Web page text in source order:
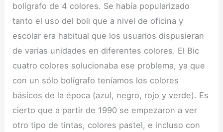
bolígrafo de 4 colores. Se había popularizado
tanto el uso del boli que a nivel de oficina y
escolar era habitual que los usuarios dispusieran
de varias unidades en diferentes colores. El Bic
cuatro colores solucionaba ese problema, ya que
con un sólo bolígrafo teníamos los colores
básicos de la época (azul, negro, rojo y verde). Es
cierto que a partir de 1990 se empezaron a ver
otro tipo de tintas, colores pastel, e incluso con